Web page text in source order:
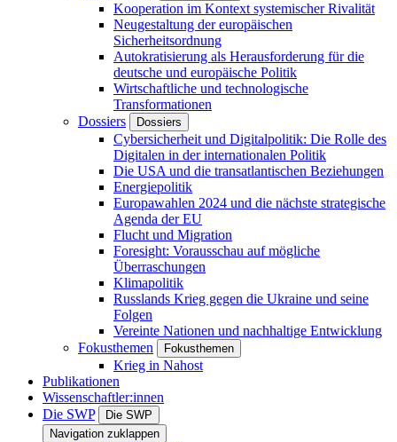
Kooperation im Kontext systemischer Rivalität
Neugestaltung der europäischen
Sicherheitsordnung
Autokratisierung als Herausforderung für die
deutsche und europäische Politik
Wirtschaftliche und technologische
Transformationen
Dossiers
Dossiers
Cybersicherheit und Digitalpolitik: Die Rolle des
Digitalen in der internationalen Politik
Die USA und die transatlantischen Beziehungen
Energiepolitik
Europawahlen 2024 und die nächste strategische
Agenda der EU
Flucht und Migration
Foresight: Vorausschau auf mögliche
Überraschungen
Klimapolitik
Russlands Krieg gegen die Ukraine und seine
Folgen
Vereinte Nationen und nachhaltige Entwicklung
Fokusthemen
Fokusthemen
Krieg in Nahost
Publikationen
Wissenschaftler:innen
Die SWP
Die SWP
Navigation zuklappen